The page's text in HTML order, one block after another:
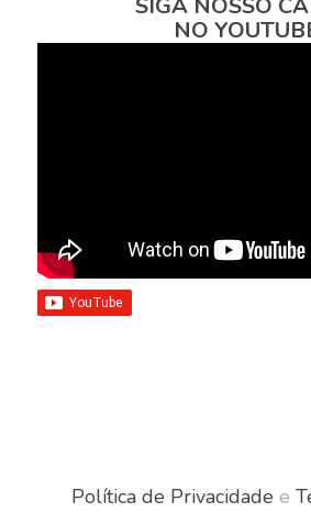
SIGA NOSSO
NO
Política de Privacidade e